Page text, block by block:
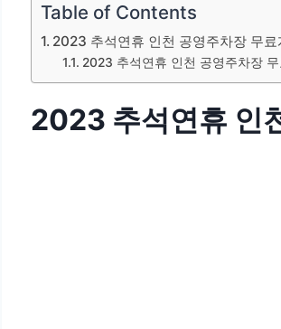
Table of Contents
2023 추석연휴 인천 공영주차장 무료
2023 추석연휴 인천 공영주차장
2023 추석연휴 인